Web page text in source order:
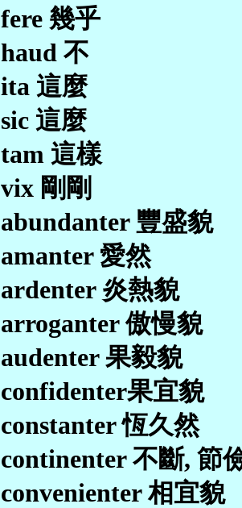
fere 幾乎
haud 不
ita 這麼
sic 這麼
tam 這樣
vix 剛剛
abundanter 豐盛貌
amanter 愛然
ardenter 炎熱貌
arroganter 傲慢貌
audenter 果毅貌
confidenter果宜貌
constanter 恆久然
continenter 不斷, 節
convenienter 相宜貌